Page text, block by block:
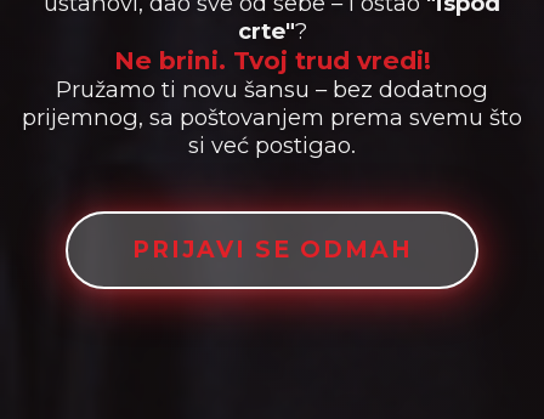
crte"?
Ne brini. Tvoj trud vredi!
Pružamo ti novu šansu – bez dodatnog
prijemnog, sa poštovanjem prema svemu što
si već postigao.
PRIJAVI SE ODMAH